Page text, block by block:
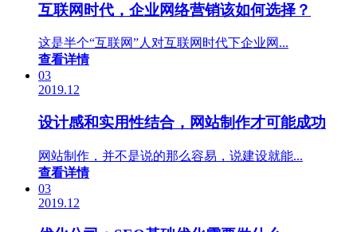
互联网时代，企业网络营销该如何选择？
这是半个“互联网”人对互联网时代下企业网...
查看详情
03
2019.12
设计感和实用性结合，网站制作才可能成功
网站制作，并不是说的那么容易，说建设就能...
查看详情
03
2019.12